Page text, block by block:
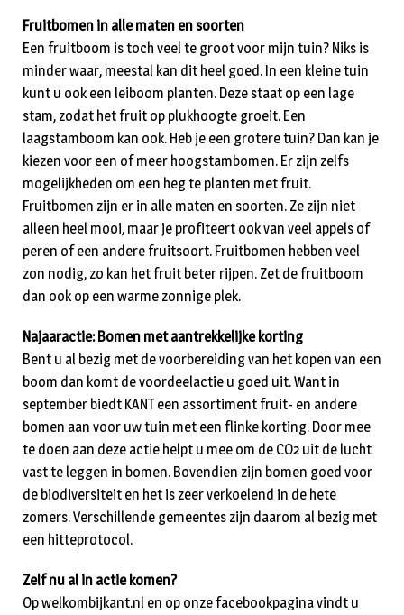
Fruitbomen in alle maten en soorten
Een fruitboom is toch veel te groot voor mijn tuin? Niks is
minder waar, meestal kan dit heel goed. In een kleine tuin
kunt u ook een leiboom planten. Deze staat op een lage
stam, zodat het fruit op plukhoogte groeit. Een
laagstamboom kan ook. Heb je een grotere tuin? Dan kan je
kiezen voor een of meer hoogstambomen. Er zijn zelfs
mogelijkheden om een heg te planten met fruit.
Fruitbomen zijn er in alle maten en soorten. Ze zijn niet
alleen heel mooi, maar je profiteert ook van veel appels of
peren of een andere fruitsoort. Fruitbomen hebben veel
zon nodig, zo kan het fruit beter rijpen. Zet de fruitboom
dan ook op een warme zonnige plek.
Najaaractie: Bomen met aantrekkelijke korting
Bent u al bezig met de voorbereiding van het kopen van een
boom dan komt de voordeelactie u goed uit. Want in
september biedt KANT een assortiment fruit- en andere
bomen aan voor uw tuin met een flinke korting. Door mee
te doen aan deze actie helpt u mee om de CO2 uit de lucht
vast te leggen in bomen. Bovendien zijn bomen goed voor
de biodiversiteit en het is zeer verkoelend in de hete
zomers. Verschillende gemeentes zijn daarom al bezig met
een hitteprotocol.
Zelf nu al in actie komen?
Op welkombijkant.nl en op onze facebookpagina vindt u